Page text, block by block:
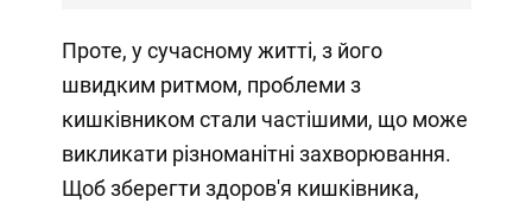
Проте, у сучасному житті, з його
швидким ритмом, проблеми з
кишківником стали частішими, що може
викликати різноманітні захворювання.
Щоб зберегти здоров'я кишківника,